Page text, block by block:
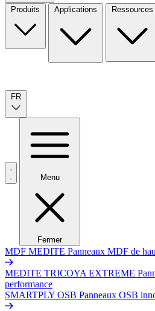
Produits
Applications Ressources
FR
Menu
Fermer
MDF MEDITE Panneaux MDF de
MEDITE TRICOYA EXTREME
performance
SMARTPLY OSB Panneaux OSB